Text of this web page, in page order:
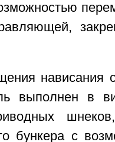
нависания
выполнен в
бункера с